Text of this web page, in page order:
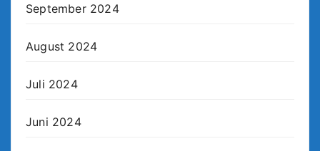
September 2024
August 2024
Juli 2024
Juni 2024